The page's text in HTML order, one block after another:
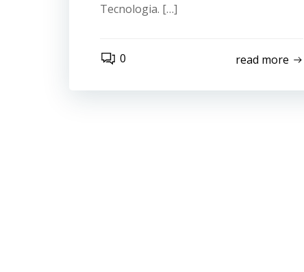
Tecnologia. […]
0 read more